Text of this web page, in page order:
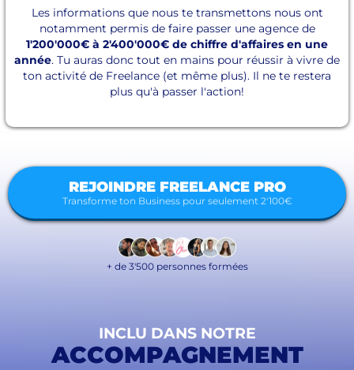
Les informations que nous te transmettons nous ont
notamment permis de faire passer une agence de
1'200'000€ à 2'400'000€ de chiffre d'affaires en une
année. Tu auras donc tout en mains pour réussir à vivre de
ton activité de Freelance (et même plus). Il ne te restera
plus qu'à passer l'action!
REJOINDRE FREELANCE PRO
Transforme ton Business pour seulement 2'100€
+ de 3'500 personnes formées
INCLU DANS NOTRE
ACCOMPAGNEMENT